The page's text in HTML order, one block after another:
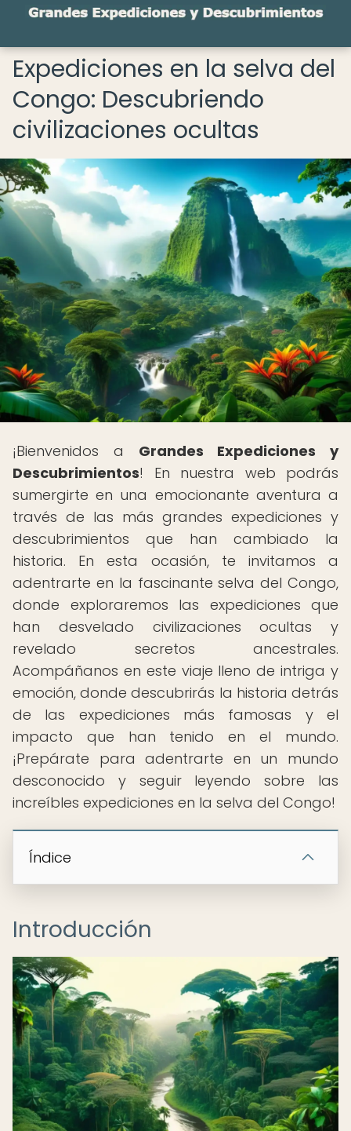
Expediciones en la selva del
Congo: Descubriendo
civilizaciones ocultas
¡Bienvenidos a Grandes Expediciones y
Descubrimientos! En nuestra web podrás
sumergirte en una emocionante aventura a
través de las más grandes expediciones y
descubrimientos que han cambiado la
historia. En esta ocasión, te invitamos a
adentrarte en la fascinante selva del Congo,
donde exploraremos las expediciones que
han desvelado civilizaciones ocultas y
revelado secretos ancestrales.
Acompáñanos en este viaje lleno de intriga y
emoción, donde descubrirás la historia detrás
de las expediciones más famosas y el
impacto que han tenido en el mundo.
¡Prepárate para adentrarte en un mundo
desconocido y seguir leyendo sobre las
increíbles expediciones en la selva del Congo!
Índice
Introducción